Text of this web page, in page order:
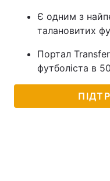
Є одним з
талановитих
Портал
футболіста в